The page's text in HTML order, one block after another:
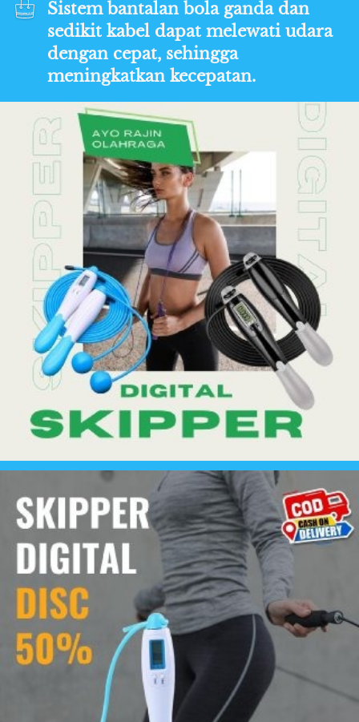
Sistem bantalan bola ganda dan
sedikit kabel dapat melewati udara
dengan cepat, sehingga
meningkatkan kecepatan.